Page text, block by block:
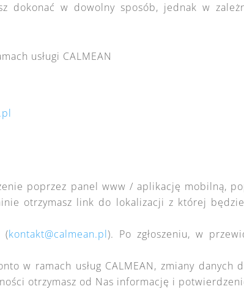
dokonać w dowolny sposób, jednak w
usługi CALMEAN
poprzez panel www / aplikację mobilną,
otrzymasz link do lokalizacji z której
(kontakt@calmean.pl). Po zgłoszeniu, w
w ramach usług CALMEAN, zmiany danych
otrzymasz od Nas informację i